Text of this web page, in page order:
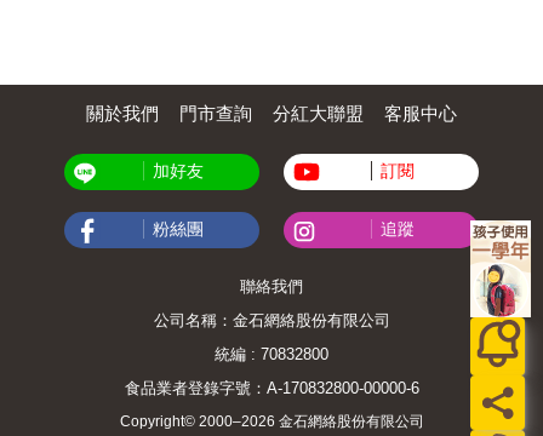
得！ & │關於本書│ & 2012 年，冒牌生出版第
一本書，旋即登上各大書店排行榜，攻占暢銷
樣熱銷。 & 就在人生一帆風順之際，他卻爆發
了「粉絲團事件」──圖文未註明出處──網友謾
絲團。 & 那段時間，他承受各大媒體質疑、鄉
民批判、親友關切，快速成名也讓他付出慘痛
代價。外人看他一路風光：出國留學、網路名
人、暢銷書作家&hellip;&hellip;殊不知他在外求
學承受異樣眼光，網路經營比別人花更多時
間，出書前更曾不斷遭到各家出版社退稿。雖
然也曾沮喪，但他從來正面看待。 & 褪去「海
賊王」的光環與包袱，這一次，冒牌生決定好
好談談當時的心路歷程，以及不同時期的挫敗
帶給他的成長。
關於我們 門市查詢 分紅大聯盟 客服中心
加好友 訂閱
粉絲團 追蹤
聯絡我們
公司名稱：金石網絡股份有限公司
統編 : 70832800
食品業者登錄字號：A-170832800-00000-6
Copyright© 2000–2026 金石網絡股份有限公司